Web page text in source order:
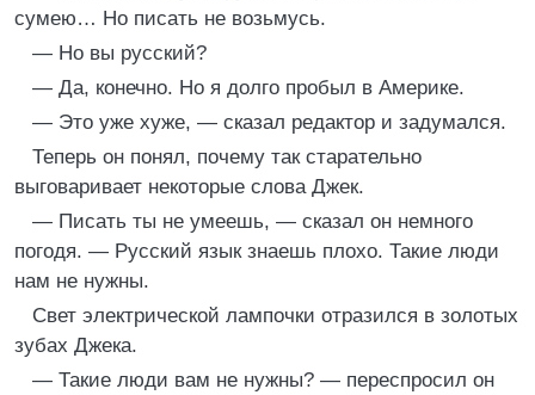
сумею… Но писать не возьмусь.
— Но вы русский?
— Да, конечно. Но я долго пробыл в Америке.
— Это уже хуже, — сказал редактор и задумался.
Теперь он понял, почему так старательно
выговаривает некоторые слова Джек.
— Писать ты не умеешь, — сказал он немного
погодя. — Русский язык знаешь плохо. Такие люди
нам не нужны.
Свет электрической лампочки отразился в золотых
зубах Джека.
— Такие люди вам не нужны? — переспросил он